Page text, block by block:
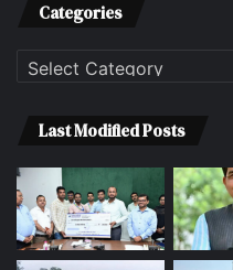
Categories
Categories
Last Modified Posts